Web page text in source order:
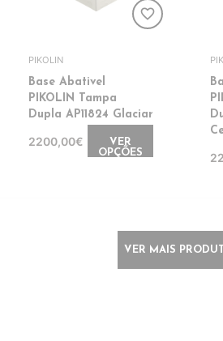
favorite_border
PIKOLIN
Base Abativel
PIKOLIN Tampa
Dupla AP11824 Glaciar
2200,00€
VER
OPÇÕES
VER MAIS